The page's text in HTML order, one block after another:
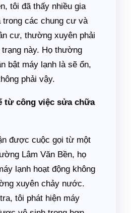
tôi đã thấy nhiều gia
trong các chung cư và
cư, thường xuyên phải
này. Họ thường
bật máy lạnh là sẽ ổn,
phải vậy.
từ công việc sửa chữa
được cuộc gọi từ một
Lâm Văn Bền, họ
lạnh hoạt động không
xuyên chảy nước.
tôi phát hiện máy